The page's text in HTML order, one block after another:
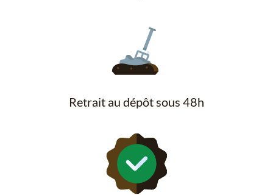
Retrait au dépôt sous 48h